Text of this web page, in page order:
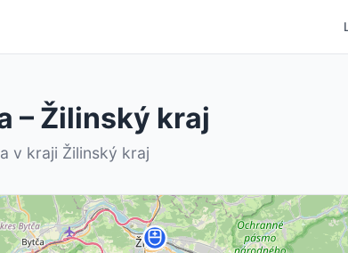
– Žilinský kraj
v kraji Žilinský kraj